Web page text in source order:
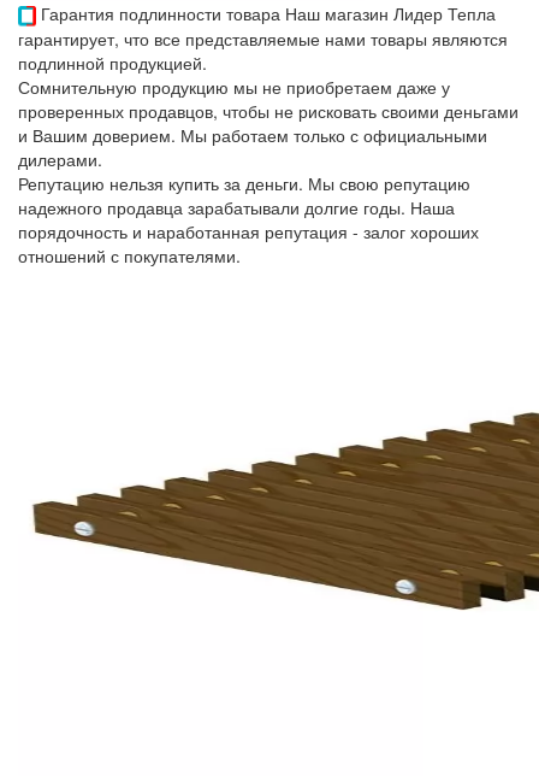
Гарантия подлинности товара Наш магазин Лидер Тепла
гарантирует, что все представляемые нами товары являются
подлинной продукцией.
Сомнительную продукцию мы не приобретаем даже у
проверенных продавцов, чтобы не рисковать своими деньгами
и Вашим доверием. Мы работаем только с официальными
дилерами.
Репутацию нельзя купить за деньги. Мы свою репутацию
надежного продавца зарабатывали долгие годы. Наша
порядочность и наработанная репутация - залог хороших
отношений с покупателями.